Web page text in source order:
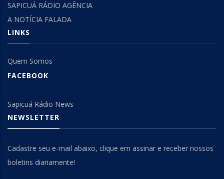
SAPICUÁ RÁDIO AGÊNCIA
A NOTÍCIA FALADA
LINKS
Quem Somos
FACEBOOK
Sapicuá Rádio News
NEWSLETTER
Cadastre seu e-mail abaixo, clique em assinar e receber nossos
boletins diariamente!